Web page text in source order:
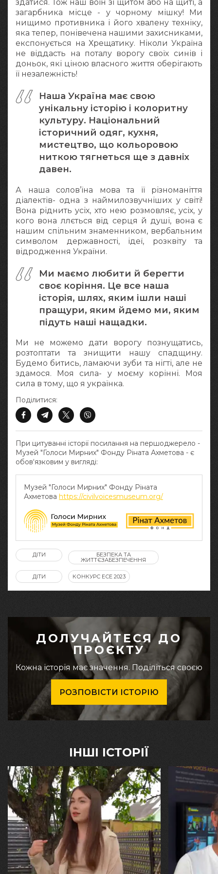
здатися. Тож наш воїн зі щитом або на щиті, а
загарбника місце - у чорному мішку! Ми
нищимо противника і його хвалену техніку,
яка тепер, понівечена нашими захисниками,
експонується на Хрещатику. Ніколи Україна
не віддасть на поталу ворогу своїх синів і
доньок, які ціною власного життя оберігають
її незалежність!
Наша Україна має свою
унікальну історію і колоритну
культуру. Національний
історичний одяг, кухня,
мистецтво, що кольоровою
ниткою тягнеться ще з давніх
давен.
А наша солов’їна мова та її різноманіття
діалектів- одна з наймилозвучніших у світі!
Вона ріднить усіх, хто нею розмовляє, усіх, у
кого вона ллється від серця й душі, вона є
нашим спільним знаменником, вербальним
символом державності, ідеї, розквіту та
відродження України.
Ми маємо любити й берегти
своє коріння. Це все наша
історія, шлях, яким ішли наші
пращури, яким йдемо ми, яким
підуть наші нащадки.
Ми не можемо дати ворогу познущатись,
розтоптати та знищити нашу спадщину.
Будемо битись, ламаючи зуби та нігті, але не
здамося. Моя сила- у моєму корінні. Моя
сила в тому, що я українка.
При цитуванні історії посилання на першоджерело -
Музей "Голоси Мирних" Фонду Ріната Ахметова - є
обов‘язковим у вигляді:
Музей "Голоси Мирних" Фонду Ріната
Ахметова https://civilvoicesmuseum.org/
Поділитися:
ДІТИ БЕЗПЕКА ТА
ЖИТТЄЗАБЕЗПЕЧЕННЯ
ДІТИ КОНКУРС ЕСЕ 2023
ДОЛУЧАЙТЕСЯ ДО
ПРОЄКТУ
Кожна історія має значення. Поділіться своєю
РОЗПОВІСТИ ІСТОРІЮ
ІНШІ ІСТОРІЇ
30.07.2026
Калина, Дарина та Віра Папроцькі
29.07.2026
Марина, Ваїд